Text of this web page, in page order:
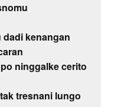
kenangan
ninggalke cerito
tresnani lungo